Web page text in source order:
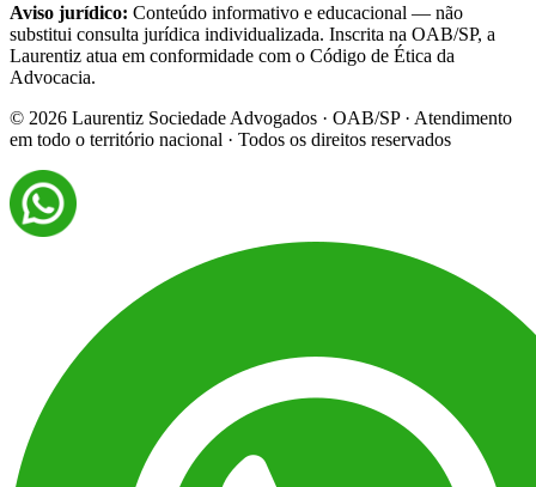
Aviso jurídico: Conteúdo informativo e educacional — não
substitui consulta jurídica individualizada. Inscrita na OAB/SP, a
Laurentiz atua em conformidade com o Código de Ética da
Advocacia.
© 2026 Laurentiz Sociedade Advogados · OAB/SP · Atendimento
em todo o território nacional · Todos os direitos reservados